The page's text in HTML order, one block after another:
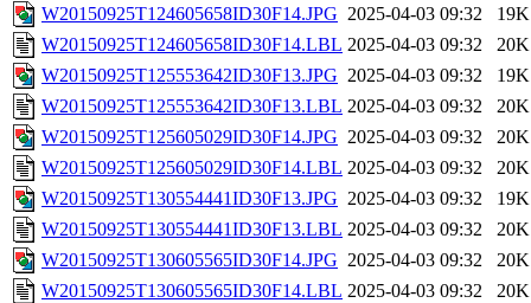
W20150925T124605658ID30F14.JPG 2025-04-03 09:32
19K
W20150925T124605658ID30F14.LBL 2025-04-03 09:32
20K
W20150925T125553642ID30F13.JPG 2025-04-03 09:32
19K
W20150925T125553642ID30F13.LBL 2025-04-03 09:32
20K
W20150925T125605029ID30F14.JPG 2025-04-03 09:32
20K
W20150925T125605029ID30F14.LBL 2025-04-03 09:32
20K
W20150925T130554441ID30F13.JPG 2025-04-03 09:32
19K
W20150925T130554441ID30F13.LBL 2025-04-03 09:32
20K
W20150925T130605565ID30F14.JPG 2025-04-03 09:32
20K
W20150925T130605565ID30F14.LBL 2025-04-03 09:32
20K